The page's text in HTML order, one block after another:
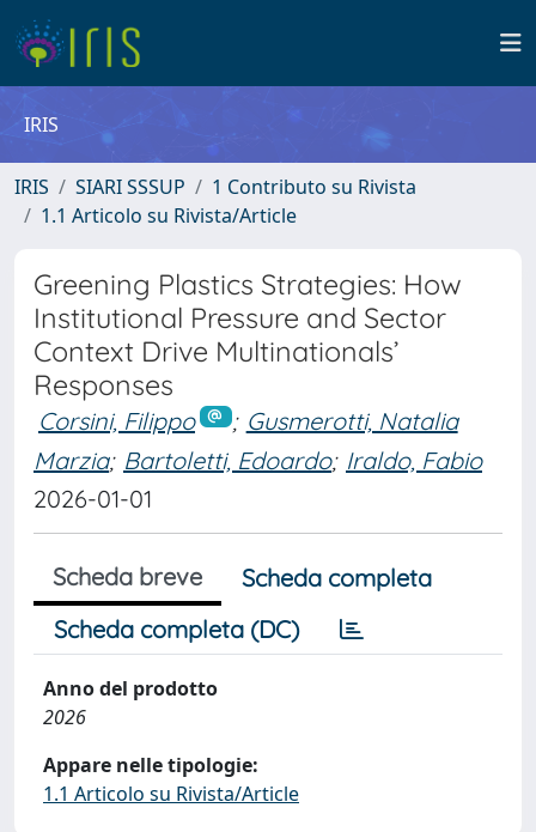
IRIS
IRIS SIARI SSSUP
1 Contributo su Rivista
1.1 Articolo su Rivista/Article
Greening Plastics Strategies: How
Institutional Pressure and Sector
Context Drive Multinationals’
Responses
Corsini, Filippo ; Gusmerotti, Natalia
Marzia; Bartoletti, Edoardo; Iraldo, Fabio
2026-01-01
Scheda breve
Scheda completa
Scheda completa (DC)
Anno del prodotto
2026
Appare nelle tipologie:
1.1 Articolo su Rivista/Article